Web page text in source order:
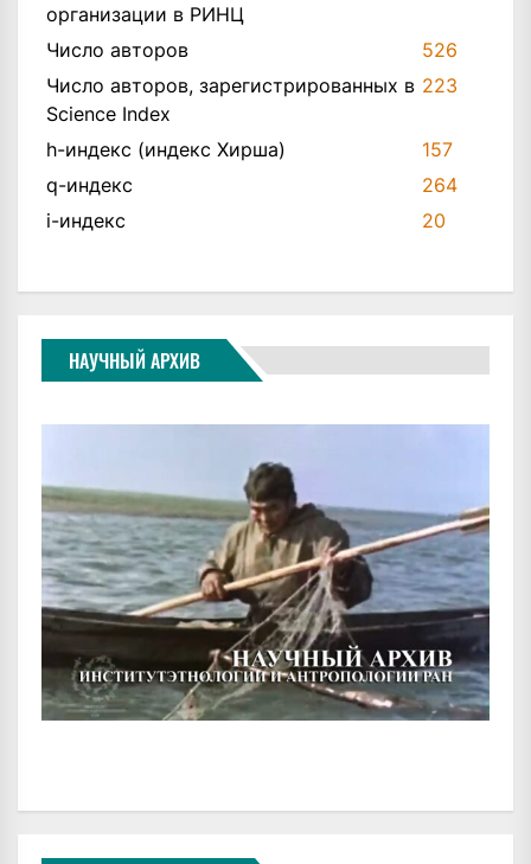
организации в РИНЦ
Число авторов
526
Число авторов, зарегистрированных в
Science Index
223
h-индекс (индекс Хирша)
157
q-индекс
264
i-индекс
20
НАУЧНЫЙ АРХИВ